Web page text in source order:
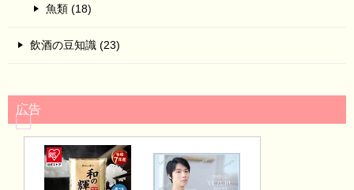
魚類 (18)
飲酒の豆知識 (23)
広告